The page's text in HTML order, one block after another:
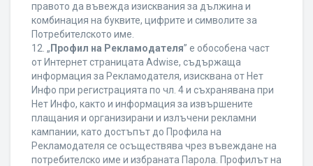
правото да въвежда изисквания за дължина и
комбинация на буквите, цифрите и символите за
Потребителското име.
12. „ Профил на Рекламодателя” е обособена част
от Интернет страницата Adwise, съдържаща
информация за Рекламодателя, изисквана от Нет
Инфо при регистрацията по чл. 4 и съхранявана при
Нет Инфо, както и информация за извършените
плащания и организирани и излъчени рекламни
кампании, като достъпът до Профила на
Рекламодателя се осъществява чрез въвеждане на
потребителско име и избраната Парола. Профилът на